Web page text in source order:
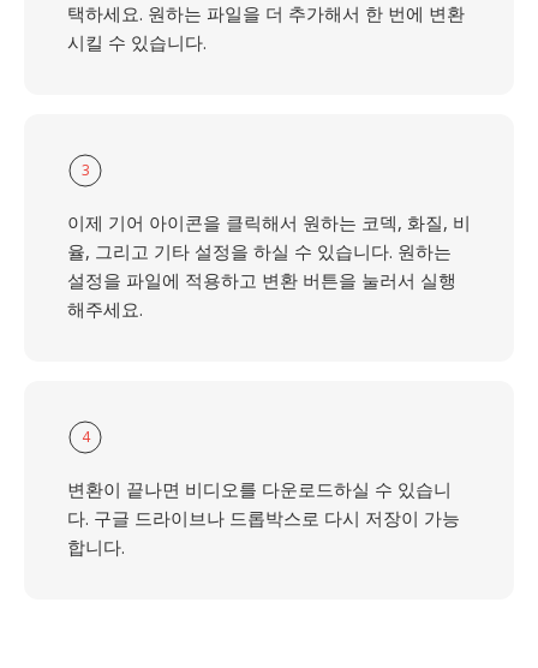
택하세요. 원하는 파일을 더 추가해서 한 번에 변환
시킬 수 있습니다.
3
이제 기어 아이콘을 클릭해서 원하는 코덱, 화질, 비
율, 그리고 기타 설정을 하실 수 있습니다. 원하는
설정을 파일에 적용하고 변환 버튼을 눌러서 실행
해주세요.
4
변환이 끝나면 비디오를 다운로드하실 수 있습니
다. 구글 드라이브나 드롭박스로 다시 저장이 가능
합니다.